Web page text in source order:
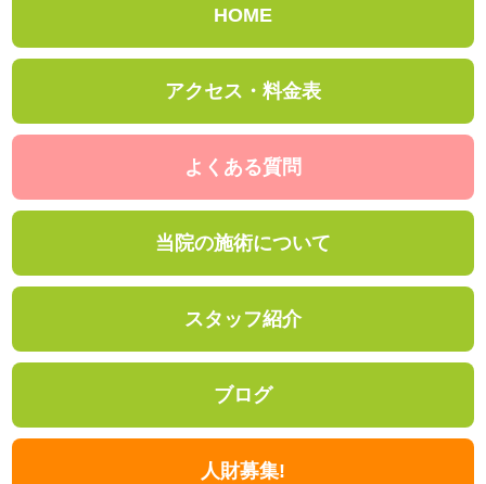
HOME
アクセス・料金表
よくある質問
当院の施術について
スタッフ紹介
ブログ
人財募集!